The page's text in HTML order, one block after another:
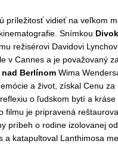
príležitosť vidieť na veľkom
Snímkou
režisérovi Davidovi
v Cannes a je považovaný
nad BerlínomWima
a život, získal Cenu
o ľudskom bytí a
filmu je pripravená
príbeh o rodine izolovanej
a katapultoval Lanthimosa